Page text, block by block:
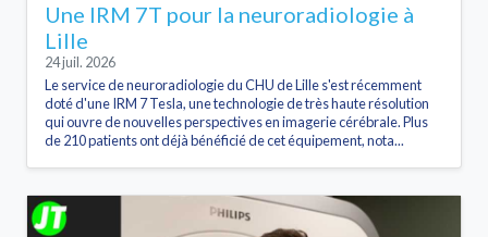
Une IRM 7T pour la neuroradiologie à
Lille
24 juil. 2026
Le service de neuroradiologie du CHU de Lille s'est récemment
doté d'une IRM 7 Tesla, une technologie de très haute résolution
qui ouvre de nouvelles perspectives en imagerie cérébrale. Plus
de 210 patients ont déjà bénéficié de cet équipement, nota...